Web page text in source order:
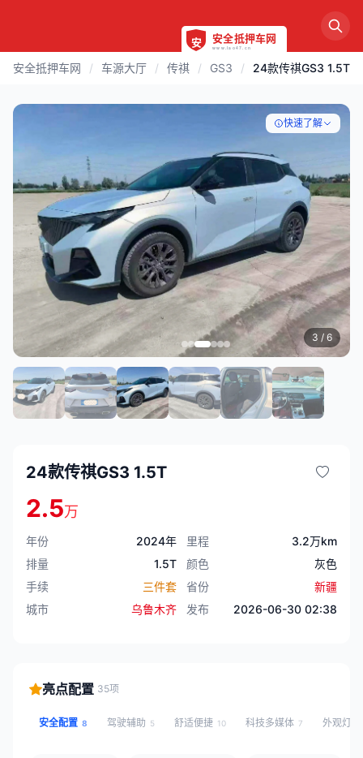
安全抵押车网 / 车源大厅 / 传祺 / GS3 / 24款传祺GS3 1.5T
快速了解
3 / 6
24款传祺GS3 1.5T
2.5万
年份 2024年 里程
3.2万km
排量
1.5T 颜色
灰色
手续
三件套 省份
新疆
城市
乌鲁木齐 发布 2026-06-30 02:38
亮点配置 35项
安全配置 8 驾驶辅助 5 舒适便捷 10 科技多媒体 7 外观灯光